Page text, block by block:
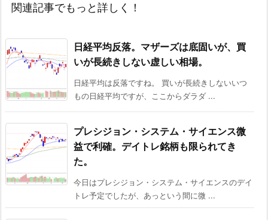
関連記事でもっと詳しく！
日経平均反落。マザーズは底固いが、買
いが長続きしない虚しい相場。
日経平均は反落ですね。 買いが長続きしないいつ
もの日経平均ですが、ここからダラダ ...
プレシジョン・システム・サイエンス微
益で利確。デイトレ銘柄も限られてき
た。
今日はプレシジョン・システム・サイエンスのデイ
トレ予定でしたが、あっという間に微 ...